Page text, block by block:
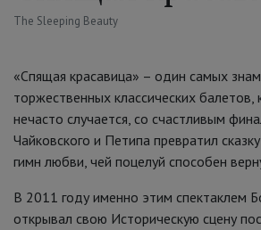
The Sleeping Beauty
«Спящая красавица» – один самых
торжественных классических балетов,
нечасто случается, со счастливым
Чайковского и Петипа превратил
гимн любви, чей поцелуй способен
В 2011 году именно этим спектаклем
открывал свою Историческую сцену